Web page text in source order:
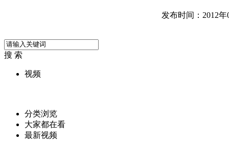
发布时间：2012年
搜 索
视频
分类浏览
大家都在看
最新视频